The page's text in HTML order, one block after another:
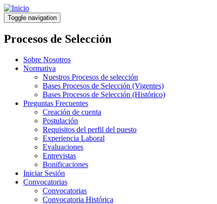
Pasar
al
contenido
principal
Toggle navigation
Procesos de Selección
Sobre Nosotros
Normativa
Nuestros Procesos de selección
Bases Procesos de Selección (Vigentes)
Bases Procesos de Selección (Histórico)
Preguntas Frecuentes
Creación de cuenta
Postulación
Requisitos del perfil del puesto
Experiencia Laboral
Evaluaciones
Entrevistas
Bonificaciones
Iniciar Sesión
Convocatorias
Convocatorias
Convocatoria Histórica